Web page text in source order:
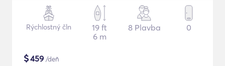
Rýchlostný čln
19 ft
6 m
8 Plavba 0
$459 /deň